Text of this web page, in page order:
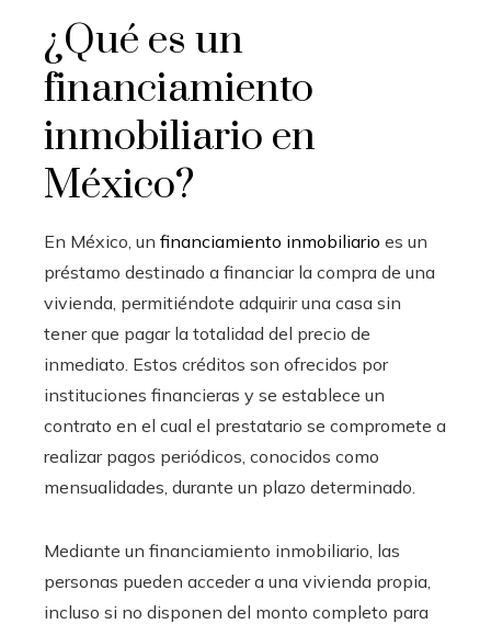
¿Qué es un
financiamiento
inmobiliario en
México?
En México, un financiamiento inmobiliario es un
préstamo destinado a financiar la compra de una
vivienda, permitiéndote adquirir una casa sin
tener que pagar la totalidad del precio de
inmediato. Estos créditos son ofrecidos por
instituciones financieras y se establece un
contrato en el cual el prestatario se compromete a
realizar pagos periódicos, conocidos como
mensualidades, durante un plazo determinado.
Mediante un financiamiento inmobiliario, las
personas pueden acceder a una vivienda propia,
incluso si no disponen del monto completo para